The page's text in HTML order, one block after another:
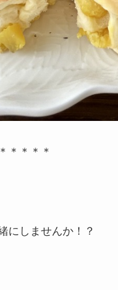
＊＊＊＊
にしませんか！？